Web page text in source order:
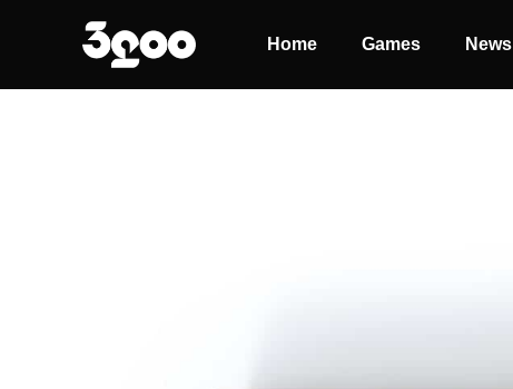
Home Games News